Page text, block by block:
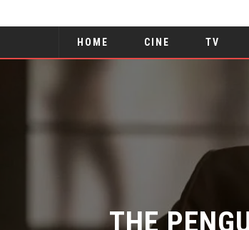
HOME CINE TV
THE